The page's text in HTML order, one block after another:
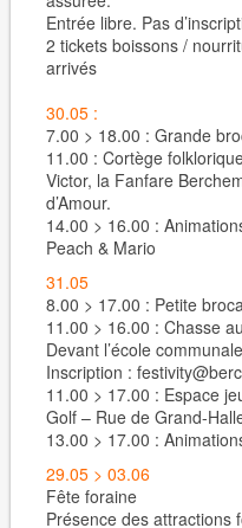
Entrée libre. Pas
2 tickets boissons /
arrivés
30.05 :
7.00 > 18.00 : Grande
11.00 : Cortège
Victor, la Fanfare
d’Amour.
14.00 > 16.00 :
Peach & Mario
31.05
8.00 > 17.00 : Petite
11.00 > 16.00 : Chasse
Devant l’école
Inscription :
11.00 > 17.00 : Espace
Golf – Rue de Grand-
13.00 > 17.00 :
29.05 > 03.06
Fête foraine
Présence des attractions